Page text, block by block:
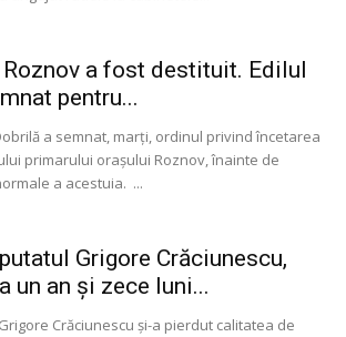
a fost destituit. Edilul
pentru...
a semnat, marţi, ordinul privind încetarea
primarului oraşului Roznov, înainte de
a acestuia. ...
Grigore Crăciunescu,
un an şi zece luni...
Crăciunescu şi-a pierdut calitatea de